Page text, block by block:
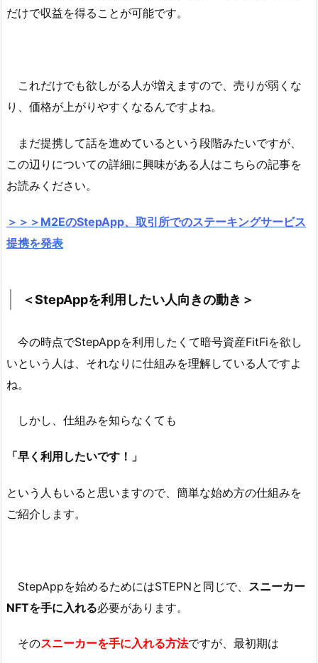
だけで収益を得ることが可能です。
これだけでも欲しがる人が増えますので、売りが弱くな
り、価格が上がりやすくなるんですよね。
まだ提携して話を進めているという段階みたいですが、
この辺りについての詳細に興味がある人はこちらの記事を
お読みください。
＞＞＞M2EのStepApp、取引所でのステーキングサービス
提携を発表
＜StepAppを利用したい人向きの動き＞
今の時点でStepAppを利用したくて暗号資産FitFiを欲し
いという人は、それなりに仕組みを理解している人ですよ
ね。
しかし、仕組みを知らなくても
「早く利用したいです！」
という人もいると思いますので、簡単な始め方の仕組みを
ご紹介します。
StepAppを始めるためにはSTEPNと同じで、 スニーカー
NFTを手に入れる必要があります。
そのスニーカーを手に入れる方法ですが、最初期は